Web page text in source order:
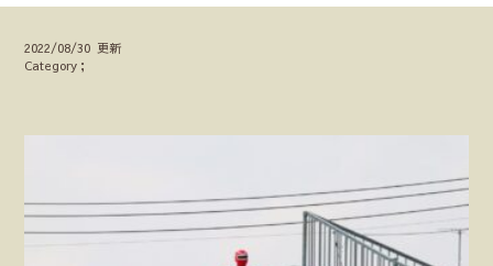
2022/08/30 更新
Category；